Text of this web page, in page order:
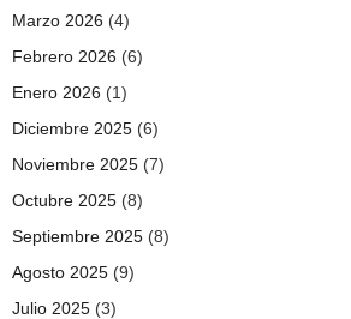
Marzo 2026 (4)
Febrero 2026 (6)
Enero 2026 (1)
Diciembre 2025 (6)
Noviembre 2025 (7)
Octubre 2025 (8)
Septiembre 2025 (8)
Agosto 2025 (9)
Julio 2025 (3)